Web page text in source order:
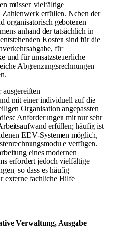
müssen vielfältige
erfüllen. Neben der
organisatorisch gebotenen
anhand der tatsächlich in
Kosten sind für die
für
und für umsatzsteuerliche
Abgrenzungsrechnungen
mit einer individuell auf die
Organisation angepassten
Anforderungen mit nur sehr
erfüllen; häufig ist
EDV-Systemen möglich,
verfügen.
eines modernen
erfordert jedoch vielfältige
so dass es häufig
externe fachliche Hilfe
Verwaltung, Ausgabe